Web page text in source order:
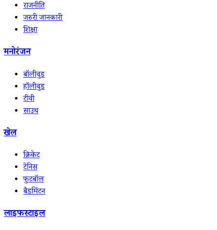
राजनीति
जरुरी जानकारी
शिक्षा
मनोरंजन
बॉलीवुड
हॉलीवुड
टीवी
साउथ
खेल
क्रिकेट
टेनिस
फुटबॉल
बैडमिंटन
लाइफस्टाइल